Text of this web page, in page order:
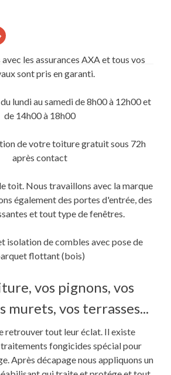
Cliquez
pour
Google+
dans
fenêtre)
les assurances AXA et tous vos
sont pris en garanti.
lundi au samedi de 8h00 à 12h00 et
de 14h00 à 18h00
de votre toiture gratuit sous 72h
après contact
toit. Nous travaillons avec la marque
également des portes d'entrée, des
et tout type de fenêtres.
isolation de combles avec pose de
flottant (bois)
vos pignons, vos
murets, vos terrasses...
retrouver tout leur éclat. Il existe
fongicides spécial pour
Après décapage nous appliquons un